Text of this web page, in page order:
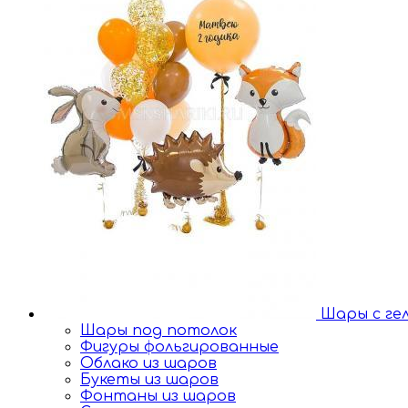
Шары с
Шары под потолок
Фигуры фольгированные
Облако из шаров
Букеты из шаров
Фонтаны из шаров